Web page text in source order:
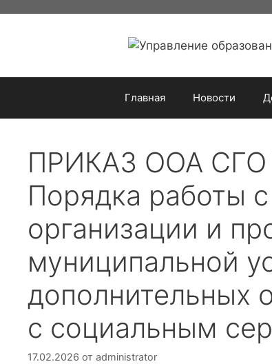
Главная Новости
ПРИКАЗ ООА СГО
Порядка работы
организации и
муниципальной
дополнительных
с социальным
17.02.2026 от administrator